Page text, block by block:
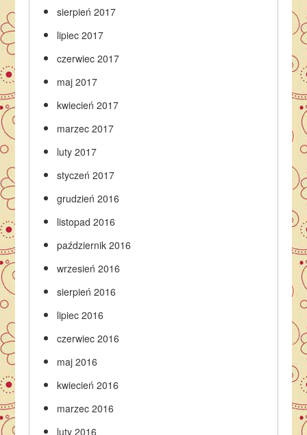
sierpień 2017
lipiec 2017
czerwiec 2017
maj 2017
kwiecień 2017
marzec 2017
luty 2017
styczeń 2017
grudzień 2016
listopad 2016
październik 2016
wrzesień 2016
sierpień 2016
lipiec 2016
czerwiec 2016
maj 2016
kwiecień 2016
marzec 2016
luty 2016